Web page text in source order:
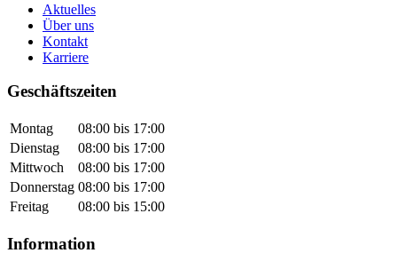
Aktuelles
Über uns
Kontakt
Karriere
Geschäftszeiten
Montag
08:00 bis 17:00
Dienstag
08:00 bis 17:00
Mittwoch
08:00 bis 17:00
Donnerstag 08:00 bis 17:00
Freitag
08:00 bis 15:00
Information